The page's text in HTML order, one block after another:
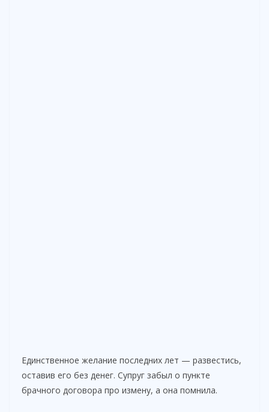
Единственное желание последних лет — развестись,
оставив его без денег. Супруг забыл о пункте
брачного договора про измену, а она помнила.